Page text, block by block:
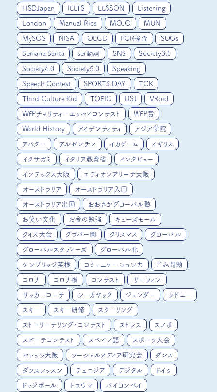
HSDJapan IELTS LESSON Listening
London Manual Rios MOJO MUN
MySOS NISA OECD PCR検査 SDGs
Semana Santa ser動詞 SNS Society3.0
Society4.0 Society5.0 Speaking
Speech Contest SPORTS DAY TCK
Third Culture Kid TOEIC USJ VRoid
WFPチャリティーエッセイコンテスト WFP賞
World History アイデンティティ アジア学院
アバター アルゼンチン イカゲーム イギリス
イクサガミ イタリア教育省 インタビュー
インテックス大阪 エディオンアリーナ大阪
オーストラリア オーストラリア入国
オーストラリア出国 おおさかグローバル塾
お笑い文化 お金の勉強 キューズモール
クイズ大会 グラバー園 クリスマス グローバル
グローバルスタディーズ グローバル化
ケンブリッジ英検 コミュニケーション力 ごみ問題
コロナ コロナ禍 コンテスト サーフィン
サッカーコーチ シーカヤック ジェンダー シドニー
スキー スキー研修 スクーリング
ストーリーテリング・コンテスト ストレス スノボ
スピーチコンテスト スペイン語 スポーツ大会
セレッソ大阪 ソーシャルメディア研究会 ダンス
ダンスレッスン チュニジア デジタル ドイツ
ドッジボール トラウマ バイロンベイ